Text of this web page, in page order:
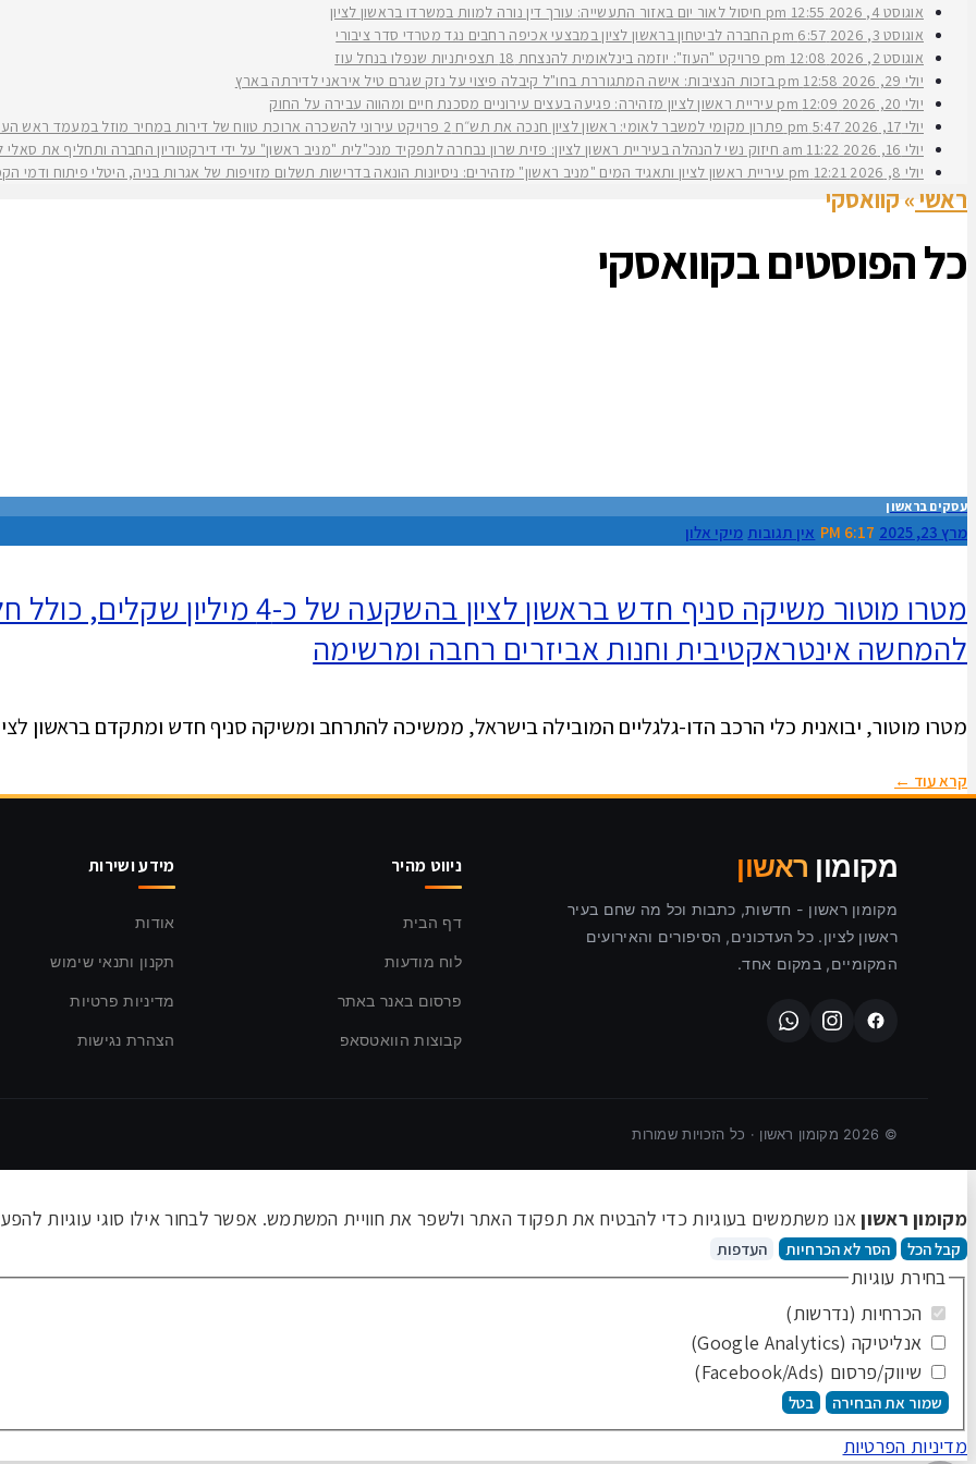
אוגוסט 4, 2026
12:55 pm
חיסול לאור יום באזור התעשייה: עורך דין נורה למוות במשרדו בראשון לציון
אוגוסט 3, 2026
6:57 pm
החברה לביטחון בראשון לציון במבצעי אכיפה רחבים נגד מטרדי סדר ציבורי
אוגוסט 2, 2026
12:08 pm
פרויקט "העוז": יוזמה בינלאומית להנצחת 18 תצפיתניות שנפלו בנחל עוז
יולי 29, 2026
12:58 pm
בזכות הנציבות: אישה המתגוררת בחו"ל קיבלה פיצוי על נזק שגרם טיל איראני לדירתה בארץ
יולי 20, 2026
12:09 pm
עיריית ראשון לציון מזהירה: פגיעה בעצים עירוניים מסכנת חיים ומהווה עבירה על החוק
יולי 17, 2026
5:47 pm
פתרון מקומי למשבר לאומי: ראשון לציון חנכה את תש״ח 2 פרויקט עירוני להשכרה ארוכת טווח של דירות במחיר מוזל במעמד ראש העירייה רז קינסטליך
יולי 16, 2026
11:22 am
חיזוק נשי להנהלה בעיריית ראשון לציון: פזית שרון נבחרה לתפקיד מנכ"לית "מניב ראשון" על ידי דירקטוריון החברה ותחליף את סאלי לוי שפורשת
יולי 8, 2026
12:21 pm עיריית ראשון לציון ותאגיד המים "מניב ראשון" מזהירים: ניסיונות הונאה בדרישות תשלום מזויפות של אגרות בניה, היטלי פיתוח
ראשי» קוואסקי
כל הפוסטים בקוואסקי
עסקים בראשון
מרץ 23, 2025 6:17 PM אין תגובות מיקי אלון
מטרו מוטור משיקה סניף חדש בראשון
להמחשה אינטראקטיבית וחנות אביזרים רחבה ומרשימה
מטרו מוטור, יבואנית כלי הרכב הדו-גלגליים המובילה בישראל, ממשיכה להתרחב ומשיקה סניף חדש ומתקדם בראשון
קרא עוד ←
מקומון ראשון
מקומון ראשון - חדשות, כתבות וכל מה שחם בעיר
ראשון לציון. כל העדכונים, הסיפורים והאירועים
המקומיים, במקום אחד.
ניווט מהיר
דף הבית
לוח מודעות
פרסום באנר באתר
קבוצות הוואטסאפ
מידע ושירות
אודות
תקנון ותנאי שימוש
מדיניות פרטיות
הצהרת נגישות
©
2026 מקומון ראשון · כל הזכויות שמורות
מקומון ראשוןאנו משתמשים בעוגיות כדי להבטיח את תפקוד האתר ולשפר את חוויית המשתמש. אפשר לבחור אילו סוגי עוגיות
קבל הכל הסר לא הכרחיות העדפות
בחירת עוגיות
הכרחיות (נדרשות)
אנליטיקה (Google Analytics)
שיווק/פרסום (Facebook/Ads)
שמור את הבחירה בטל
מדיניות הפרטיות